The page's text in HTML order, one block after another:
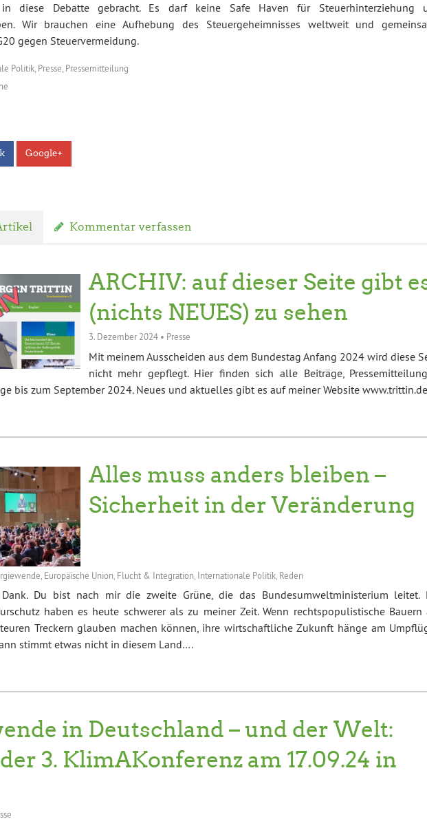
diese Debatte gebracht. Es darf keine Safe Haven für Steuerhinterziehung
Wir brauchen eine Aufhebung des Steuergeheimnisses weltweit und
gegen Steuervermeidung.
Politik, Presse, Pressemitteilung
Google+
Kommentar verfassen
ARCHIV: auf dieser Seite gibt
(nichts NEUES) zu sehen
3. Dezember 2024• Presse
Mit meinem Ausscheiden aus dem Bundestag Anfang 2024 wird diese
nicht mehr gepflegt. Hier finden sich alle Beiträge,
bis zum September 2024. Neues und aktuelles gibt es auf meiner Website www.trittin.de
Alles muss anders bleiben –
Sicherheit in der Veränderung
Europäische Union Flucht & Integration Internationale Politik Reden
Du bist nach mir die zweite Grüne, die das Bundesumweltministerium leitet.
haben es heute schwerer als zu meiner Zeit. Wenn rechtspopulistische Bauern
Treckern glauben machen können, ihre wirtschaftliche Zukunft hänge am
stimmt etwas nicht in diesem Land….
in Deutschland – und der Welt:
3. KlimAKonferenz am 17.09.24 in